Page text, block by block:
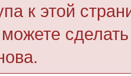
к этой